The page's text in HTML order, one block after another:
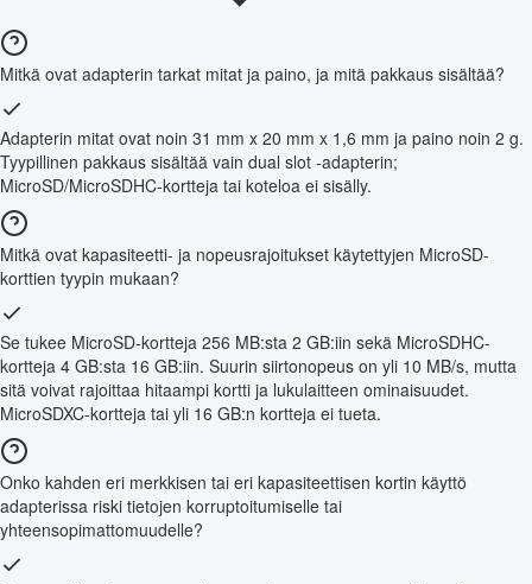
Mitkä ovat adapterin tarkat mitat ja paino, ja mitä pakkaus sisältää?
Adapterin mitat ovat noin 31 mm x 20 mm x 1,6 mm ja paino noin 2 g.
Tyypillinen pakkaus sisältää vain dual slot -adapterin;
MicroSD/MicroSDHC-kortteja tai koteloa ei sisälly.
Mitkä ovat kapasiteetti- ja nopeusrajoitukset käytettyjen MicroSD-
korttien tyypin mukaan?
Se tukee MicroSD-kortteja 256 MB:sta 2 GB:iin sekä MicroSDHC-
kortteja 4 GB:sta 16 GB:iin. Suurin siirtonopeus on yli 10 MB/s, mutta
sitä voivat rajoittaa hitaampi kortti ja lukulaitteen ominaisuudet.
MicroSDXC-kortteja tai yli 16 GB:n kortteja ei tueta.
Onko kahden eri merkkisen tai eri kapasiteettisen kortin käyttö
adapterissa riski tietojen korruptoitumiselle tai
yhteensopimattomuudelle?